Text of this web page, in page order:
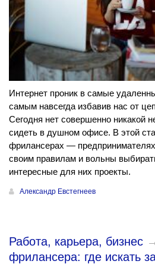
Интернет проник в самые
самым навсегда избавив нас от
Сегодня нет совершенно никакой
сидеть в душном офисе. В этой
фрилансерах —
своим правилам и вольны
интересные для них проекты.
Александр Евстегнеев
Работа, карьера, бизнес
фрилансера: где искать